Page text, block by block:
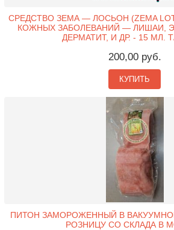
СРЕДСТВО ЗЕМА — ЛОСЬОН (ZEMA
КОЖНЫХ ЗАБОЛЕВАНИЙ — ЛИШАИ,
ДЕРМАТИТ, И ДР. - 15 МЛ.
200,00 руб.
КУПИТЬ
ПИТОН ЗАМОРОЖЕННЫЙ В
РОЗНИЦУ СО СКЛАДА В